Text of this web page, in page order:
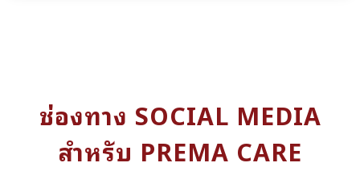
ช่องทาง SOCIAL MEDIA
สำหรับ PREMA CARE